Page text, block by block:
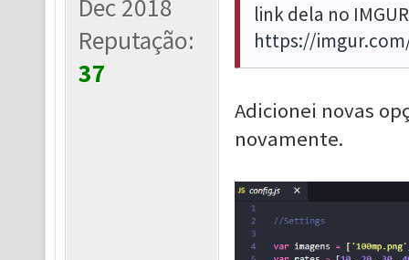
Dec 2018
Reputação:
37
link dela no IMGUR
https://
Adicionei novas
novamente.